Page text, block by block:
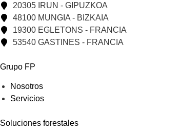
20305 IRUN - GIPUZKOA
48100 MUNGIA - BIZKAIA
19300 EGLETONS - FRANCIA
53540 GASTINES - FRANCIA
Grupo FP
Nosotros
Servicios
Soluciones forestales